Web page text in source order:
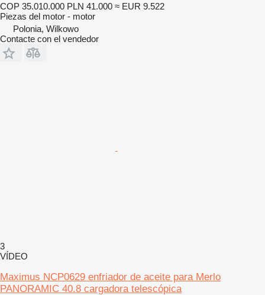
COP 35.010.000 PLN 41.000 ≈ EUR 9.522
Piezas del motor - motor
Polonia, Wilkowo
Contacte con el vendedor
3
VÍDEO
Maximus NCP0629 enfriador de aceite para Merlo
PANORAMIC 40.8 cargadora telescópica